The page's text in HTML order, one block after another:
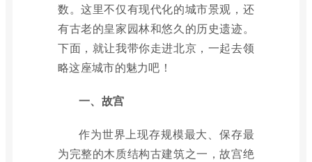
数。这里不仅有现代化的城市景观，还
有古老的皇家园林和悠久的历史遗迹。
下面，就让我带你走进北京，一起去领
略这座城市的魅力吧！
一、故宫
作为世界上现存规模最大、保存最
为完整的木质结构古建筑之一，故宫绝